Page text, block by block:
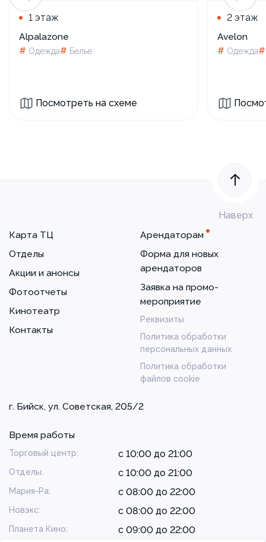
1 этаж
Alpalazone
# Одежда# Белье
Посмотреть на схеме
2 этаж
Avelon
# Одежда
Наверх
Карта ТЦ
Отделы
Акции и анонсы
Фотоотчеты
Кинотеатр
Контакты
Арендаторам
Форма для новых
арендаторов
Заявка на промо-
мероприятие
Реквизиты
Политика обработки
персональных данных
Политика обработки
файлов cookie
г. Бийск, ул. Советская, 205/2
Время работы
Торговый центр: с 10:00 до 21:00
Отделы: с 10:00 до 21:00
Мария-Ра: с 08:00 до 22:00
Новэкс: с 08:00 до 22:00
Планета Кино: с 09:00 до 22:00